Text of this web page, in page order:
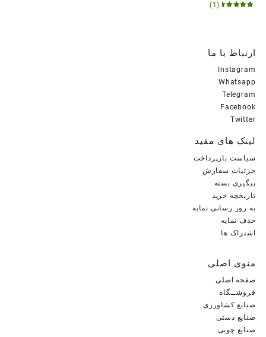
(1)
ارتباط با ما
Instagram
Whatsapp
Telegram
Facebook
Twitter
لینک های مفید
سیاست بازپرداخت
جزئیات سفارش
پیگیری بسته
تاریخچه خرید
به روز رسانی نمایه
حذف نمایه
اشتراک ها
منوی اصلی
صفحه اصلی
فروشــگاه
صنایع کشاورزی
صنایع دستی
صنایع چوبی